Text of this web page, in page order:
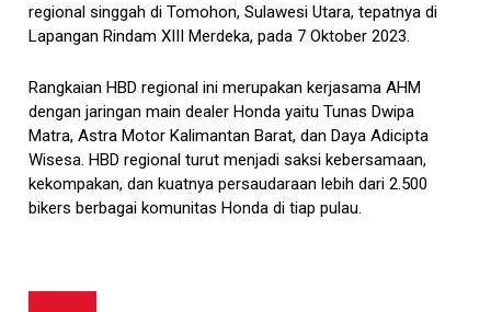
regional singgah di Tomohon, Sulawesi Utara, tepatnya di
Lapangan Rindam XIII Merdeka, pada 7 Oktober 2023.
Rangkaian HBD regional ini merupakan kerjasama AHM
dengan jaringan main dealer Honda yaitu Tunas Dwipa
Matra, Astra Motor Kalimantan Barat, dan Daya Adicipta
Wisesa. HBD regional turut menjadi saksi kebersamaan,
kekompakan, dan kuatnya persaudaraan lebih dari 2.500
bikers berbagai komunitas Honda di tiap pulau.